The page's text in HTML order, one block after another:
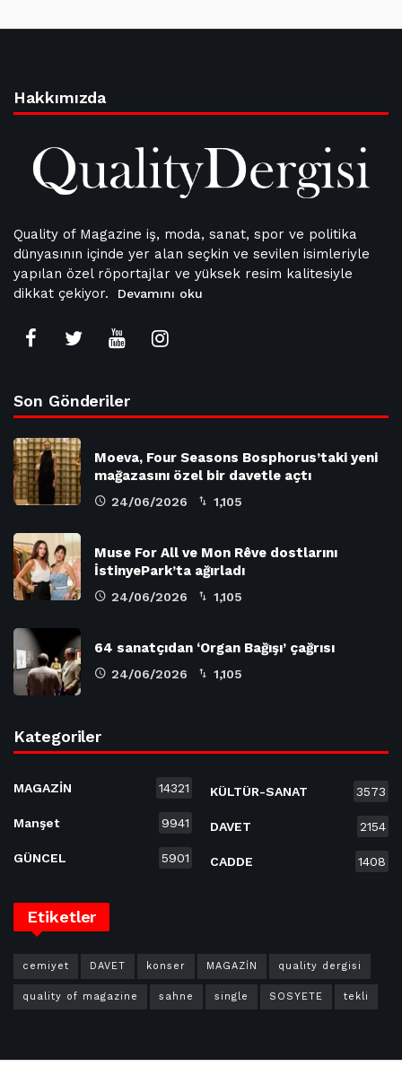
Hakkımızda
Quality of Magazine iş, moda, sanat, spor ve politika
dünyasının içinde yer alan seçkin ve sevilen isimleriyle
yapılan özel röportajlar ve yüksek resim kalitesiyle
dikkat çekiyor.
Devamını oku
Son Gönderiler
Moeva, Four Seasons Bosphorus’taki yeni
mağazasını özel bir davetle açtı
24/06/2026 1,105
Muse For All ve Mon Rêve dostlarını
İstinyePark’ta ağırladı
24/06/2026 1,105
64 sanatçıdan ‘Organ Bağışı’ çağrısı
24/06/2026 1,105
Kategoriler
MAGAZİN 14321
Manşet 9941
GÜNCEL 5901
KÜLTÜR-SANAT 3573
DAVET 2154
CADDE 1408
Etiketler
cemiyet DAVET konser MAGAZİN quality dergisi
quality of magazine sahne single SOSYETE tekli